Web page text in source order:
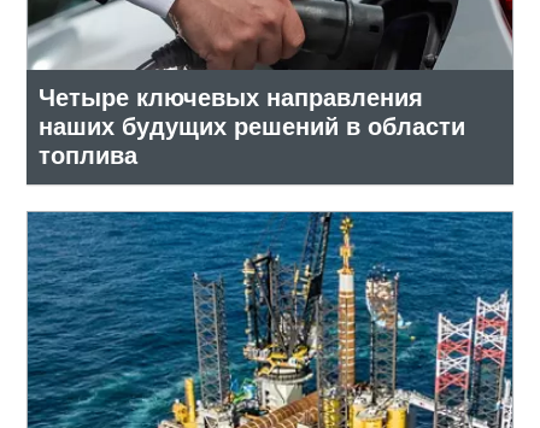
Четыре ключевых направления
наших будущих решений в области
топлива